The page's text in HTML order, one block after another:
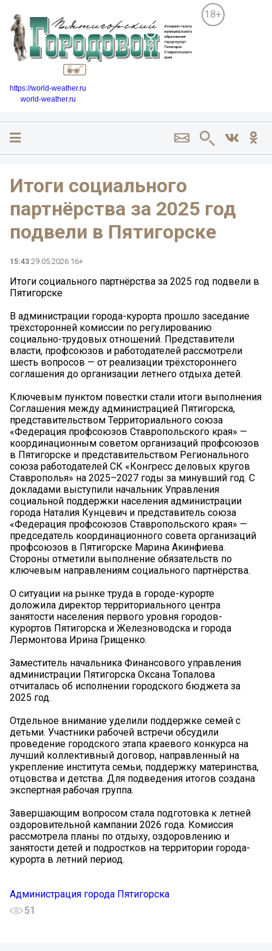
18+
https://world-weather.ru
world-weather.ru
Итоги социального
партнёрства за 2025 год
подвели в Пятигорске
15:43 29.05.2026 16+
Итоги социального партнёрства за 2025 год подвели в
Пятигорске
В администрации города-курорта прошло заседание
трёхсторонней комиссии по регулированию
социально-трудовых отношений. Представители
власти, профсоюзов и работодателей рассмотрели
шесть вопросов — от реализации трёхстороннего
соглашения до организации летнего отдыха детей.
Ключевым пунктом повестки стали итоги выполнения
Соглашения между администрацией Пятигорска,
представительством Территориального союза
«Федерация профсоюзов Ставропольского края» —
координационным советом организаций профсоюзов
в Пятигорске и представительством Регионального
союза работодателей СК «Конгресс деловых кругов
Ставрополья» на 2025–2027 годы за минувший год. С
докладами выступили начальник Управления
социальной поддержки населения администрации
города Наталия Кунцевич и представитель союза
«Федерация профсоюзов Ставропольского края» —
председатель координационного совета организаций
профсоюзов в Пятигорске Марина Акинфиева.
Стороны отметили выполнение обязательств по
ключевым направлениям социального партнёрства.
О ситуации на рынке труда в городе-курорте
доложила директор территориального центра
занятости населения первого уровня городов-
курортов Пятигорска и Железноводска и города
Лермонтова Ирина Грищенко.
Заместитель начальника Финансового управления
администрации Пятигорска Оксана Топалова
отчиталась об исполнении городского бюджета за
2025 год.
Отдельное внимание уделили поддержке семей с
детьми. Участники рабочей встречи обсудили
проведение городского этапа краевого конкурса на
лучший коллективный договор, направленный на
укрепление института семьи, поддержку материнства,
отцовства и детства. Для подведения итогов создана
экспертная рабочая группа.
Завершающим вопросом стала подготовка к летней
оздоровительной кампании 2026 года. Комиссия
рассмотрела планы по отдыху, оздоровлению и
занятости детей и подростков на территории города-
курорта в летний период.
Администрация города Пятигорска
51